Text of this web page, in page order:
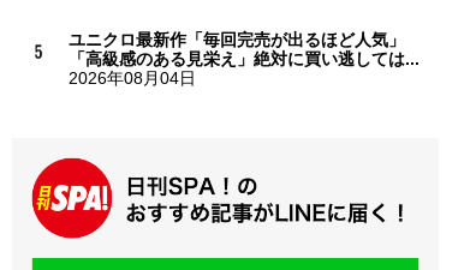
ユニクロ最新作「毎回完売が出るほど人気」
「高級感のある見栄え」絶対に買い逃しては...
2026年08月04日